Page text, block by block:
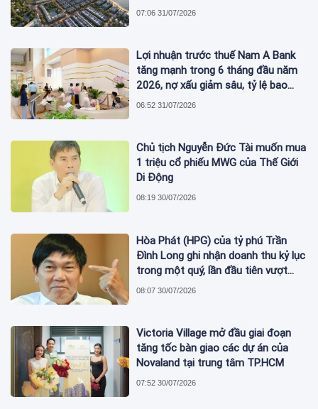
07:06 31/07/2026
Lợi nhuận trước thuế Nam A Bank
tăng mạnh trong 6 tháng đầu năm
2026, nợ xấu giảm sâu, tỷ lệ bao
phủ nợ xấu tăng vượt trội
06:52 31/07/2026
Chủ tịch Nguyễn Đức Tài muốn mua
1 triệu cổ phiếu MWG của Thế Giới
Di Động
08:19 30/07/2026
Hòa Phát (HPG) của tỷ phú Trần
Đình Long ghi nhận doanh thu kỷ lục
trong một quý, lần đầu tiên vượt
mức 2 tỷ USD
08:07 30/07/2026
Victoria Village mở đầu giai đoạn
tăng tốc bàn giao các dự án của
Novaland tại trung tâm TP.HCM
07:52 30/07/2026